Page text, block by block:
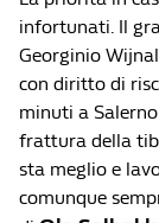
infortunati. Il
Georginio
con diritto di
minuti a
frattura della
sta meglio e
comunque